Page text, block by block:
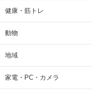
健康・筋トレ
動物
地域
家電・PC・カメラ